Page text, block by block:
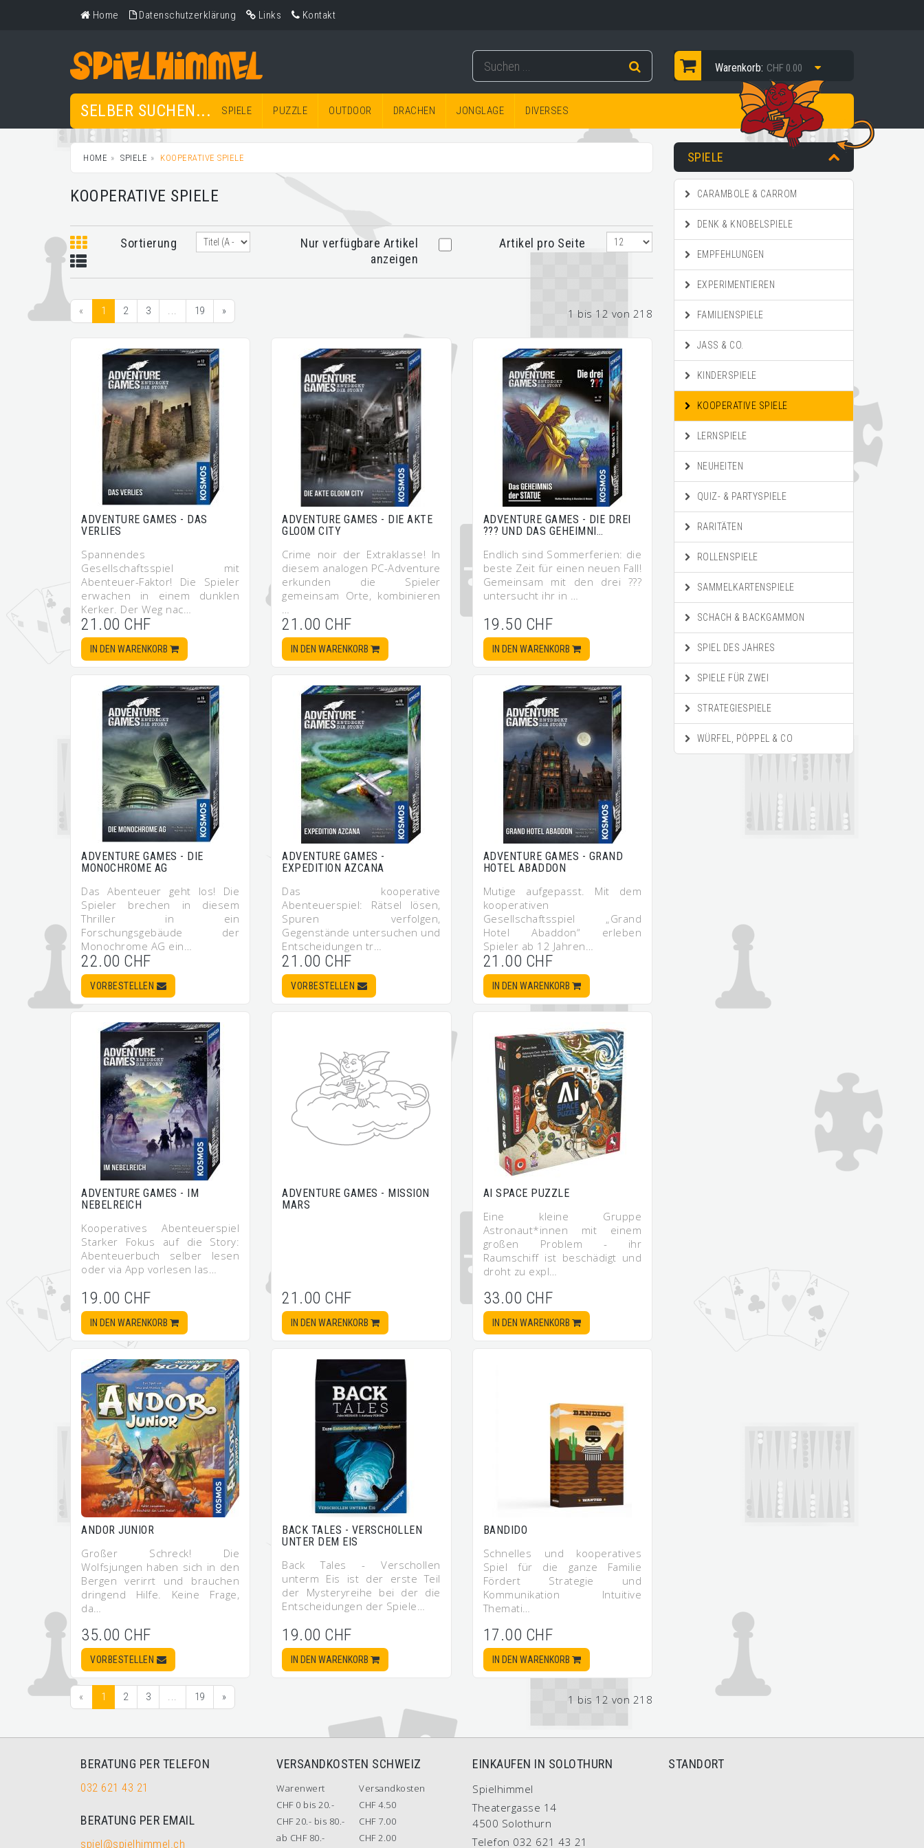
Home Datenschutzerklärung Links Kontakt
Warenkorb: CHF 0.00
SELBER SUCHEN... SPIELE PUZZLE OUTDOOR DRACHEN JONGLAGE DIVERSES
HOME SPIELE KOOPERATIVE SPIELE
KOOPERATIVE SPIELE
Sortierung
Nur verfügbare Artikel
anzeigen
Artikel pro Seite
« 1 2 3 ... 19 » 1 bis 12 von 218
ADVENTURE GAMES - DAS
VERLIES
Spannendes
Gesellschaftsspiel mit
Abenteuer-Faktor! Die Spieler
erwachen in einem dunklen
Kerker. Der Weg nac…
21.00 CHF
IN DEN WARENKORB
ADVENTURE GAMES - DIE AKTE
GLOOM CITY
Crime noir der Extraklasse! In
diesem analogen PC-Adventure
erkunden die Spieler
gemeinsam Orte, kombinieren
…
21.00 CHF
IN DEN WARENKORB
ADVENTURE GAMES - DIE DREI
??? UND DAS GEHEIMNI…
Endlich sind Sommerferien: die
beste Zeit für einen neuen Fall!
Gemeinsam mit den drei ???
untersucht ihr in …
19.50 CHF
IN DEN WARENKORB
ADVENTURE GAMES - DIE
MONOCHROME AG
Das Abenteuer geht los! Die
Spieler brechen in diesem
Thriller in ein
Forschungsgebäude der
Monochrome AG ein…
22.00 CHF
VORBESTELLEN
ADVENTURE GAMES -
EXPEDITION AZCANA
Das kooperative
Abenteuerspiel: Rätsel lösen,
Spuren verfolgen,
Gegenstände untersuchen und
Entscheidungen tr…
21.00 CHF
VORBESTELLEN
ADVENTURE GAMES - GRAND
HOTEL ABADDON
Mutige aufgepasst. Mit dem
kooperativen
Gesellschaftsspiel „Grand
Hotel Abaddon“ erleben
Spieler ab 12 Jahren…
21.00 CHF
IN DEN WARENKORB
ADVENTURE GAMES - IM
NEBELREICH
Kooperatives Abenteuerspiel
Starker Fokus auf die Story:
Abenteuerbuch selber lesen
oder via App vorlesen las…
19.00 CHF
IN DEN WARENKORB
ADVENTURE GAMES - MISSION
MARS
21.00 CHF
IN DEN WARENKORB
AI SPACE PUZZLE
Eine kleine Gruppe
Astronaut*innen mit einem
großen Problem - ihr
Raumschiff ist beschädigt und
droht zu expl…
33.00 CHF
IN DEN WARENKORB
ANDOR JUNIOR
Großer Schreck! Die
Wolfsjungen haben sich in den
Bergen verirrt und brauchen
dringend Hilfe. Keine Frage,
da…
35.00 CHF
VORBESTELLEN
BACK TALES - VERSCHOLLEN
UNTER DEM EIS
Back Tales - Verschollen
unterm Eis ist der erste Teil
der Mysteryreihe bei der die
Entscheidungen der Spiele…
19.00 CHF
IN DEN WARENKORB
BANDIDO
Schnelles und kooperatives
Spiel für die ganze Familie
Fördert Strategie und
Kommunikation Intuitive
Themati…
17.00 CHF
IN DEN WARENKORB
« 1 2 3 ... 19 » 1 bis 12 von 218
SPIELE
CARAMBOLE & CARROM
DENK & KNOBELSPIELE
EMPFEHLUNGEN
EXPERIMENTIEREN
FAMILIENSPIELE
JASS & CO.
KINDERSPIELE
KOOPERATIVE SPIELE
LERNSPIELE
NEUHEITEN
QUIZ- & PARTYSPIELE
RARITÄTEN
ROLLENSPIELE
SAMMELKARTENSPIELE
SCHACH & BACKGAMMON
SPIEL DES JAHRES
SPIELE FÜR ZWEI
STRATEGIESPIELE
WÜRFEL, PÖPPEL & CO
BERATUNG PER TELEFON
032 621 43 21
BERATUNG PER EMAIL
spiel@spielhimmel.ch
VERSANDKOSTEN SCHWEIZ
Warenwert
Versandkosten
CHF 0 bis 20.-
CHF 4.50
CHF 20.- bis 80.-
CHF 7.00
ab CHF 80.-
CHF 2.00
EINKAUFEN IN SOLOTHURN
Spielhimmel
Theatergasse 14
4500 Solothurn
Telefon 032 621 43 21
STANDORT